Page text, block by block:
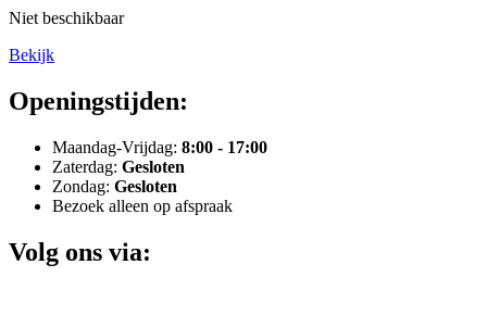
Niet beschikbaar
Bekijk
Openingstijden:
Maandag-Vrijdag: 8:00 - 17:00
Zaterdag: Gesloten
Zondag: Gesloten
Bezoek alleen op afspraak
Volg ons via: